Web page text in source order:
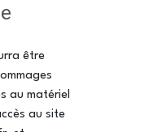
être
au matériel
au site